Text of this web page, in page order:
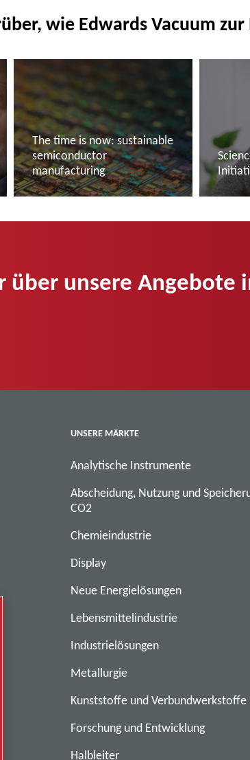
wie Edwards Vacuum
The time is now: sustainable
semiconductor
manufacturing
über unsere Angebote
UNSERE MÄRKTE
Analytische Instrumente
Abscheidung, Nutzung und
CO2
Chemieindustrie
Display
Neue Energielösungen
Lebensmittelindustrie
Industrielösungen
Metallurgie
Kunststoffe und Verbundwerkstoffe
Forschung und Entwicklung
Halbleiter